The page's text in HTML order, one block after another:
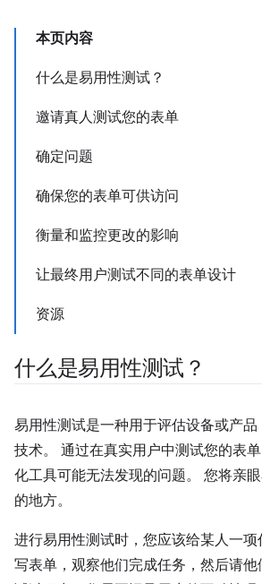
本页内容
什么是易用性测试？
邀请真人测试您的表单
确定问题
确保您的表单可供访问
衡量和监控更改的影响
让最终用户测试不同的表单设计
资源
什么是易用性测试？
易用性测试是一种用于评估设备或产
技术。 通过在真实用户中测试您的表
化工具可能无法发现的问题。 您将亲
的地方。
进行易用性测试时，您应该给某人一
写表单，观察他们完成任务，然后请他